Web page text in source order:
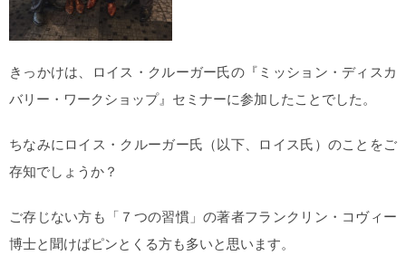
きっかけは、ロイス・クルーガー氏の『ミッション・ディスカ
バリー・ワークショップ』セミナーに参加したことでした。
ちなみにロイス・クルーガー氏（以下、ロイス氏）のことをご
存知でしょうか？
ご存じない方も「７つの習慣」の著者フランクリン・コヴィー
博士と聞けばピンとくる方も多いと思います。